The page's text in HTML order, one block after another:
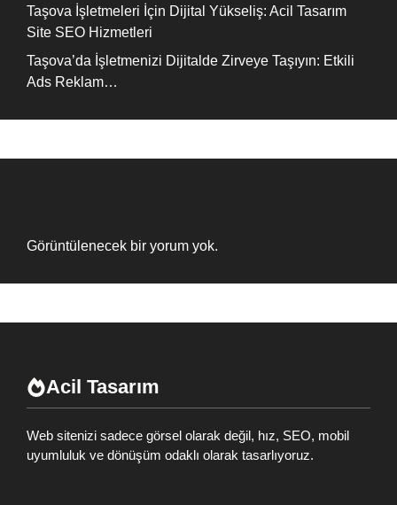
Taşova İşletmeleri İçin Dijital Yükseliş: Acil Tasarım
Site SEO Hizmetleri
Taşova’da İşletmenizi Dijitalde Zirveye Taşıyın: Etkili
Ads Reklam…
Görüntülenecek bir yorum yok.
Acil Tasarım
Web sitenizi sadece görsel olarak değil, hız, SEO, mobil
uyumluluk ve dönüşüm odaklı olarak tasarlıyoruz.